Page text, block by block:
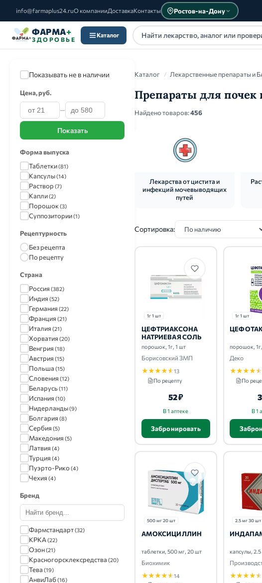
info@farmaplus24.ruО компанииДоставкаКонтакты Ростов-на-Дону
ФАРМА+
ЗДОРОВЬЕ
Каталог
Каталог
Показывать не в наличии
Цена, руб.
—
Показать
Форма выпуска
Таблетки(81)
Капсулы(14)
Раствор (7)
Капли(2)
Порошок(3)
Суппозитории(1)
Рецептурность
Без рецепта
По рецепту
Страна
Россия (382)
Индия (52)
Германия (22)
Франция (21)
Италия (21)
Хорватия (20)
Венгрия (18)
Австрия (15)
Польша (15)
Словения (12)
Беларусь(11)
Испания (10)
Нидерланды(9)
Болгария (8)
Сербия (5)
Македония (5)
Латвия (4)
Турция (4)
Пуэрто-Рико (4)
Чехия (4)
Бренд
Фармстандарт(32)
КРКА (22)
Озон(21)
Красногорсклексредства (20)
Тева (19)
АнвиЛаб(16)
Каталог / Лекарственные препараты и
Препараты для почек
Найдено товаров:456
Лекарства от цистита и
инфекций мочевыводящих
путей
Сортировка:
1г 1 шт
ЦЕФТРИАКСОНА
НАТРИЕВАЯ СОЛЬ
порошок, 1г, 1 шт
Борисовский ЗМП
★★★★★13
По рецепту
52 ₽
В 1 аптеке
Забронировать
1г 1 шт
порошок,
Деко
★★★★★
По
В 1
500 мг 20 шт
АМОКСИЦИЛЛИН
таблетки, 500 мг, 20 шт
Биохимик
★★★★★14
2.5 мг 30 шт
капсулы,
★★★★★